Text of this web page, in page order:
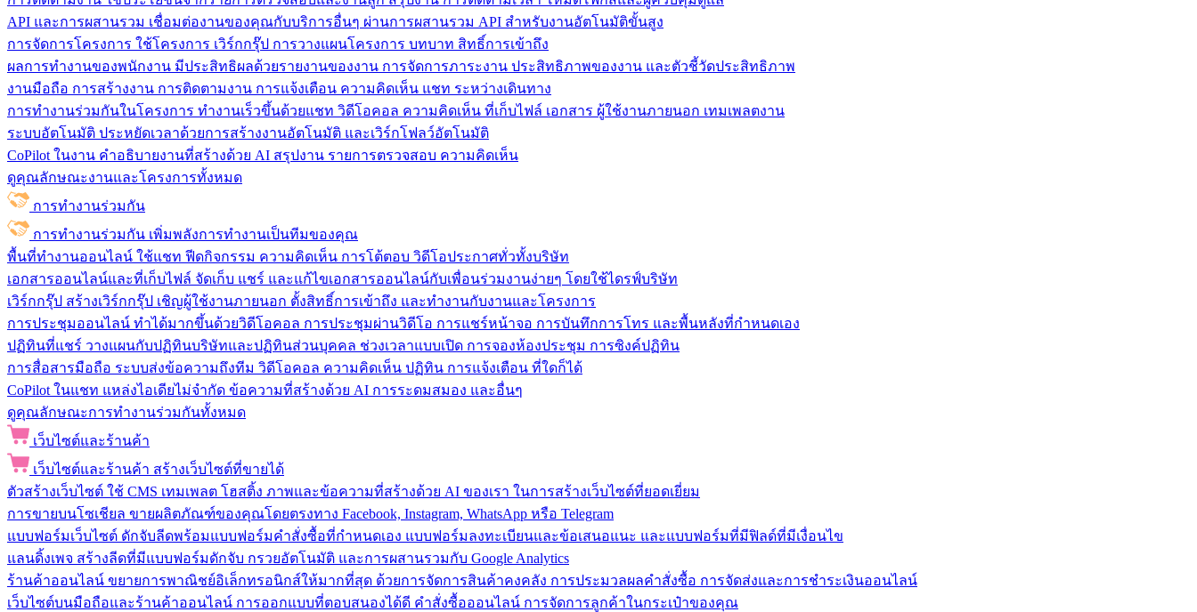
API และการผสานรวม เชื่อมต่องานของคุณกับบริการอื่นๆ ผ่านการผสานรวม API สำหรับงานอัตโนมัติขั้นสูง
การจัดการโครงการ ใช้โครงการ เวิร์กกรุ๊ป การวางแผนโครงการ บทบาท สิทธิ์การเข้าถึง
ผลการทำงานของพนักงาน มีประสิทธิผลด้วยรายงานของงาน การจัดการภาระงาน ประสิทธิภาพของงาน และตัวชี้วัดประสิทธิภาพ
งานมือถือ การสร้างงาน การติดตามงาน การแจ้งเตือน ความคิดเห็น แชท ระหว่างเดินทาง
การทำงานร่วมกันในโครงการ ทํางานเร็วขึ้นด้วยแชท วิดีโอคอล ความคิดเห็น ที่เก็บไฟล์ เอกสาร ผู้ใช้งานภายนอก เทมเพลตงาน
ระบบอัตโนมัติ ประหยัดเวลาด้วยการสร้างงานอัตโนมัติ และเวิร์กโฟลว์อัตโนมัติ
CoPilot ในงาน คำอธิบายงานที่สร้างด้วย AI สรุปงาน รายการตรวจสอบ ความคิดเห็น
ดูคุณลักษณะงานและโครงการทั้งหมด
การทำงานร่วมกัน
การทำงานร่วมกัน เพิ่มพลังการทำงานเป็นทีมของคุณ
พื้นที่ทำงานออนไลน์ ใช้แชท ฟีดกิจกรรม ความคิดเห็น การโต้ตอบ วิดีโอประกาศทั่วทั้งบริษัท
เอกสารออนไลน์และที่เก็บไฟล์ จัดเก็บ แชร์ และแก้ไขเอกสารออนไลน์กับเพื่อนร่วมงานง่ายๆ โดยใช้ไดรฟ์บริษัท
เวิร์กกรุ๊ป สร้างเวิร์กกรุ๊ป เชิญผู้ใช้งานภายนอก ตั้งสิทธิ์การเข้าถึง และทำงานกับงานและโครงการ
การประชุมออนไลน์ ทำได้มากขึ้นด้วยวิดีโอคอล การประชุมผ่านวิดีโอ การแชร์หน้าจอ การบันทึกการโทร และพื้นหลังที่กำหนดเอง
ปฏิทินที่แชร์ วางแผนกับปฏิทินบริษัทและปฏิทินส่วนบุคคล ช่วงเวลาแบบเปิด การจองห้องประชุม การซิงค์ปฏิทิน
การสื่อสารมือถือ ระบบส่งข้อความถึงทีม วิดีโอคอล ความคิดเห็น ปฏิทิน การแจ้งเตือน ที่ใดก็ได้
CoPilot ในแชท แหล่งไอเดียไม่จำกัด ข้อความที่สร้างด้วย AI การระดมสมอง และอื่นๆ
ดูคุณลักษณะการทำงานร่วมกันทั้งหมด
เว็บไซต์และร้านค้า
เว็บไซต์และร้านค้า สร้างเว็บไซต์ที่ขายได้
ตัวสร้างเว็บไซต์ ใช้ CMS เทมเพลต โฮสติ้ง ภาพและข้อความที่สร้างด้วย AI ของเรา ในการสร้างเว็บไซต์ที่ยอดเยี่ยม
การขายบนโซเชียล ขายผลิตภัณฑ์ของคุณโดยตรงทาง Facebook, Instagram, WhatsApp หรือ Telegram
แบบฟอร์มเว็บไซต์ ดักจับลีดพร้อมแบบฟอร์มคำสั่งซื้อที่กำหนดเอง แบบฟอร์มลงทะเบียนและข้อเสนอแนะ และแบบฟอร์มที่มีฟิลด์ที่มีเงื่อนไข
แลนดิ้งเพจ สร้างลีดที่มีแบบฟอร์มดักจับ กรวยอัตโนมัติ และการผสานรวมกับ Google Analytics
ร้านค้าออนไลน์ ขยายการพาณิชย์อิเล็กทรอนิกส์ให้มากที่สุด ด้วยการจัดการสินค้าคงคลัง การประมวลผลคำสั่งซื้อ การจัดส่งและการชำระเงินออนไลน์
เว็บไซต์บนมือถือและร้านค้าออนไลน์ การออกแบบที่ตอบสนองได้ดี คำสั่งซื้อออนไลน์ การจัดการลูกค้าในกระเป๋าของคุณ